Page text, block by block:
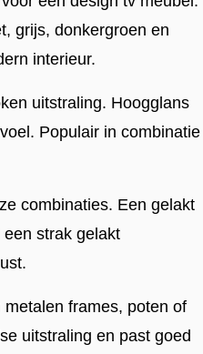
grijs, donkergroen en
interieur.
uitstraling. Hoogglans
Populair in combinatie
combinaties. Een gelakt
strak gelakt
frames, poten of
uitstraling en past goed